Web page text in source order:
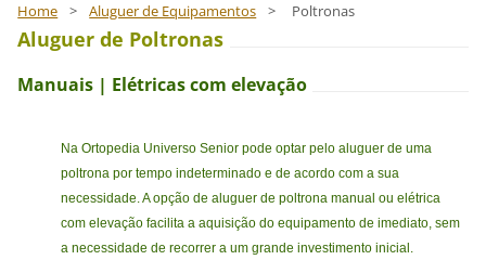
Home > Aluguer de Equipamentos > Poltronas
Aluguer de Poltronas
Manuais | Elétricas com elevação
Na Ortopedia Universo Senior pode optar pelo aluguer de uma
poltrona por tempo indeterminado e de acordo com a sua
necessidade. Aopção de aluguer de poltrona manual ou elétrica
com elevaçãofacilita a aquisição do equipamento de imediato, sem
a necessidade de recorrer a um grande investimento inicial.